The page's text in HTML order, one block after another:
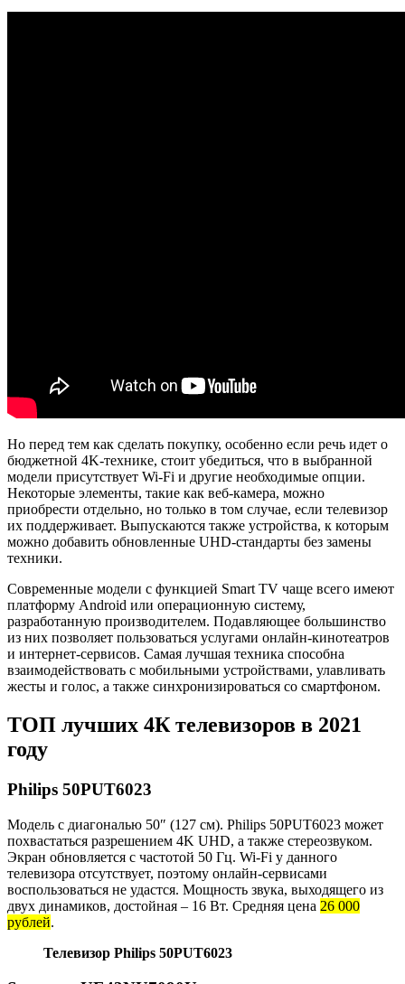
Но перед тем как сделать покупку, особенно если речь идет о
бюджетной 4K-технике, стоит убедиться, что в выбранной
модели присутствует Wi-Fi и другие необходимые опции.
Некоторые элементы, такие как веб-камера, можно
приобрести отдельно, но только в том случае, если телевизор
их поддерживает. Выпускаются также устройства, к которым
можно добавить обновленные UHD-стандарты без замены
техники.
Современные модели с функцией Smart TV чаще всего имеют
платформу Android или операционную систему,
разработанную производителем. Подавляющее большинство
из них позволяет пользоваться услугами онлайн-кинотеатров
и интернет-сервисов. Самая лучшая техника способна
взаимодействовать с мобильными устройствами, улавливать
жесты и голос, а также синхронизироваться со смартфоном.
ТОП лучших 4К телевизоров в 2021
году
Philips 50PUT6023
Модель с диагональю 50″ (127 см). Philips 50PUT6023 может
похвастаться разрешением 4K UHD, а также стереозвуком.
Экран обновляется с частотой 50 Гц. Wi-Fi у данного
телевизора отсутствует, поэтому онлайн-сервисами
воспользоваться не удастся. Мощность звука, выходящего из
двух динамиков, достойная – 16 Вт. Средняя цена 26 000
рублей.
Телевизор Philips 50PUT6023